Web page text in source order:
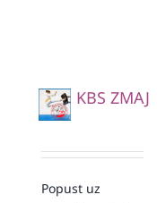
KBS ZMAJ
Popust uz